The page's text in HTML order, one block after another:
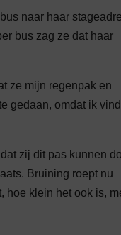
naar haar
bus zag ze dat haar
ze mijn regenpak en
gedaan, omdat ik
zij dit pas kunnen
Bruining roept nu
hoe klein het ook is,